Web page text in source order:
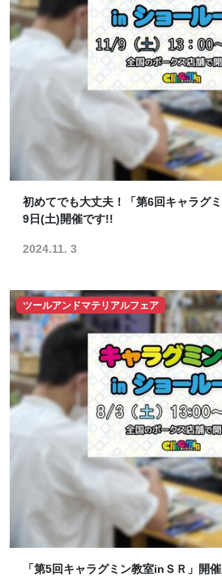
初めてでも大丈夫！「第6回キャラグ
9日(土)開催です!!
2024.11. 3
ツールアンドマテリアルフェア
「第5回キャラグミン教室inＳＲ」開催